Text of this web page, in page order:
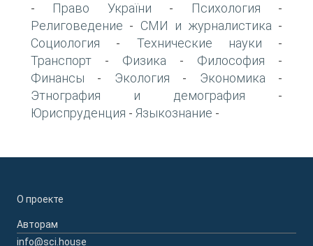
- Право України - Психология -
Религоведение - СМИ и журналистика -
Социология - Технические науки -
Транспорт - Физика - Философия -
Финансы - Экология - Экономика -
Этнография и демография -
Юриспруденция - Языкознание -
О проекте
Авторам
info@sci.house